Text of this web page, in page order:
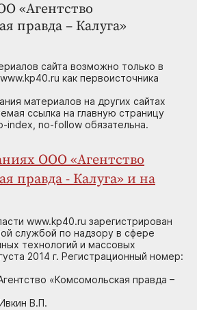
«Агентство
правда – Калуга»
сайта возможно только в
как первоисточника
материалов на других сайтах
ссылка на главную страницу
index, no-follow обязательна.
ООО «Агентство
правда - Калуга» и на
www.kp40.ru зарегистрирован
службой по надзору в сфере
технологий и массовых
2014 г. Регистрационный номер:
«Комсомольская правда –
В.П.